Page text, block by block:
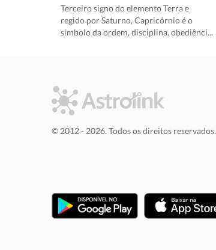
Terceiro signo do elemento Terra e
regido por Saturno, Capricórnio é o
símbolo da ordem, disciplina, obediênci...
© 2012 - 2026. Todos os direitos reservados.